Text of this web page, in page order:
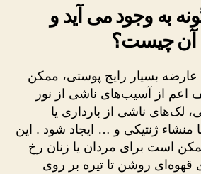
به وجود می آید و
آن چیست؟
بسیار رایج پوستی، ممکن
اعم از آسیب‌های ناشی از نور
لک‌های ناشی از بارداری یا
منشاء ژنتیکی و … ایجاد شود . این
است برای مردان یا زنان رخ
قهوه‌ای روشن تا تیره بر روی